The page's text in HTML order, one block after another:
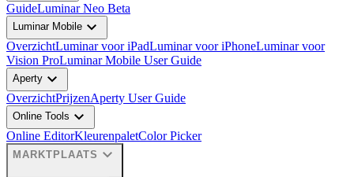
GuideLuminar Neo Beta
Luminar Mobile expand_more
OverzichtLuminar voor iPadLuminar voor iPhoneLuminar voor
Vision ProLuminar Mobile User Guide
Aperty expand_more
OverzichtPrijzenAperty User Guide
Online Tools expand_more
Online EditorKleurenpaletColor Picker
MARKTPLAATS expand_more